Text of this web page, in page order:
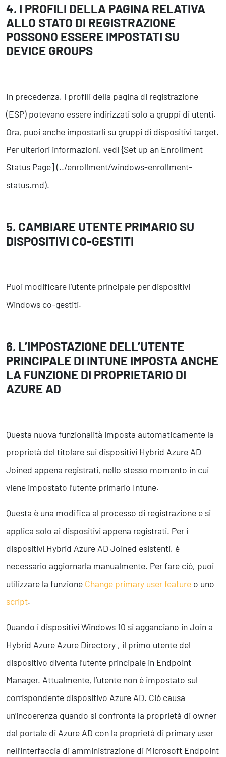
4. I PROFILI DELLA PAGINA RELATIVA
ALLO STATO DI REGISTRAZIONE
POSSONO ESSERE IMPOSTATI SU
DEVICE GROUPS
In precedenza, i profili della pagina di registrazione
(ESP) potevano essere indirizzati solo a gruppi di utenti.
Ora, puoi anche impostarli su gruppi di dispositivi target.
Per ulteriori informazioni, vedi {Set up an Enrollment
Status Page] (../enrollment/windows-enrollment-
status.md).
5. CAMBIARE UTENTE PRIMARIO SU
DISPOSITIVI CO-GESTITI
Puoi modificare l’utente principale per dispositivi
Windows co-gestiti.
6. L’IMPOSTAZIONE DELL’UTENTE
PRINCIPALE DI INTUNE IMPOSTA ANCHE
LA FUNZIONE DI PROPRIETARIO DI
AZURE AD
Questa nuova funzionalità imposta automaticamente la
proprietà del titolare sui dispositivi Hybrid Azure AD
Joined appena registrati, nello stesso momento in cui
viene impostato l’utente primario Intune.
Questa è una modifica al processo di registrazione e si
applica solo ai dispositivi appena registrati. Per i
dispositivi Hybrid Azure AD Joined esistenti, è
necessario aggiornarla manualmente. Per fare ciò, puoi
utilizzare la funzione Change primary user feature o uno
script.
Quando i dispositivi Windows 10 si agganciano in Join a
Hybrid Azure Azure Directory , il primo utente del
dispositivo diventa l’utente principale in Endpoint
Manager. Attualmente, l’utente non è impostato sul
corrispondente dispositivo Azure AD. Ciò causa
un’incoerenza quando si confronta la proprietà di owner
dal portale di Azure AD con la proprietà di primary user
nell’interfaccia di amministrazione di Microsoft Endpoint